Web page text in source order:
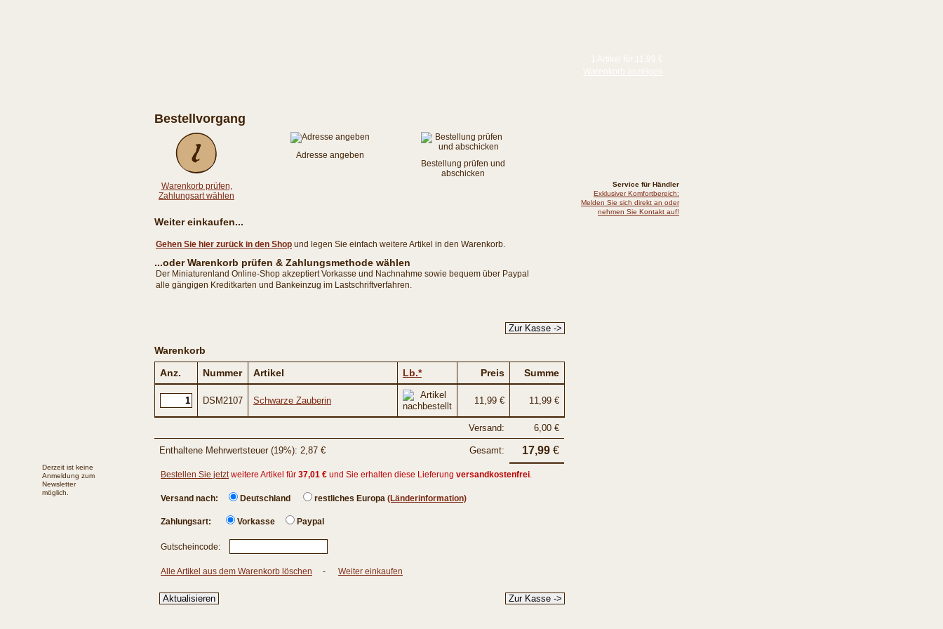
Bestellvorgang
Warenkorb prüfen,
Zahlungsart wählen
Adresse angeben
Bestellung prüfen und
abschicken
Weiter einkaufen...
Gehen Sie hier zurück in den Shop und legen Sie einfach weitere Artikel in den Warenkorb.
...oder Warenkorb prüfen & Zahlungsmethode wählen
Der Miniaturenland Online-Shop akzeptiert Vorkasse und Nachnahme sowie bequem über Paypal
alle gängigen Kreditkarten und Bankeinzug im Lastschriftverfahren.
Warenkorb
Anz.
Nummer Artikel Lb.* Preis Summe
DSM2107 Schwarze Zauberin 11,99 € 11,99 €
Versand: 6,00 €
Enthaltene Mehrwertsteuer (19%): 2,87 € Gesamt: 17,99 €
Bestellen Sie jetztweitere Artikel für 37,01 € und Sie erhalten diese Lieferung versandkostenfrei.
Versand nach: Deutschland restliches Europa (Länderinformation)
Zahlungsart: Vorkasse Paypal
Gutscheincode:
Alle Artikel aus dem Warenkorb löschen - Weiter einkaufen
Derzeit ist keine
Anmeldung zum
Newsletter
möglich.
Service für Händler
Exklusiver Komfortbereich:
Melden Sie sich direkt an oder
nehmen Sie Kontakt auf!